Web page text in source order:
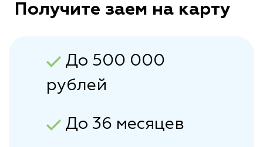
Получите заем на карту
До 500 000
рублей
До 36 месяцев